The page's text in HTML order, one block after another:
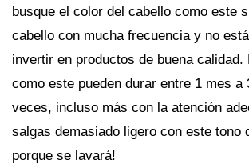
busque el color del cabello como este
cabello con mucha frecuencia y no
invertir en productos de buena calidad.
como este pueden durar entre 1 mes a
veces, incluso más con la atención
salgas demasiado ligero con este tono
porque se lavará!